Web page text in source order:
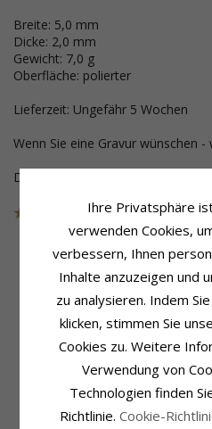
Breite: 5,0 mm
Dicke: 2,0 mm
Gewicht: 7,0 g
Oberfläche: polierter
Lieferzeit: Ungefähr 5 Wochen
Wenn Sie eine Gravur wünschen -
Artikelnummer
Produktinformation
Ringtyp: Trauring
14
Metall:Gold
Oberfläche:
Ihre Privatsphäre
verwenden Cookies,
verbessern, Ihnen
Inhalte anzuzeigen und
zu analysieren. Indem
klicken, stimmen Sie
Cookies zu. Weitere
Verwendung von
Technologien finden
Richtlinie. Cookie-